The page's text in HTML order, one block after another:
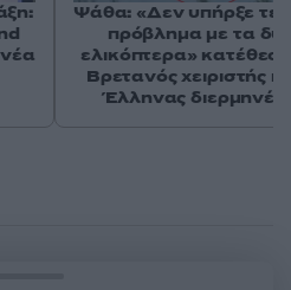
Ψάθα: «Δεν υπήρξε
πρόβλημα με τα
ελικόπτερα»
Βρετανός χειριστής
Έλληνας